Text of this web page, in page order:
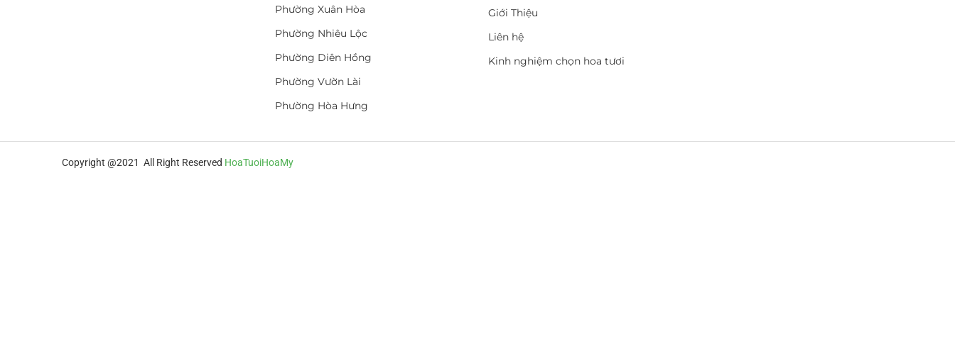
Phường Xuân Hòa
Phường Nhiêu Lộc
Phường Diên Hồng
Phường Vườn Lài
Phường Hòa Hưng
Giới Thiệu
Liên hệ
Kinh nghiệm chọn hoa tươi
Copyright @2021 All Right Reserved HoaTuoiHoaMy